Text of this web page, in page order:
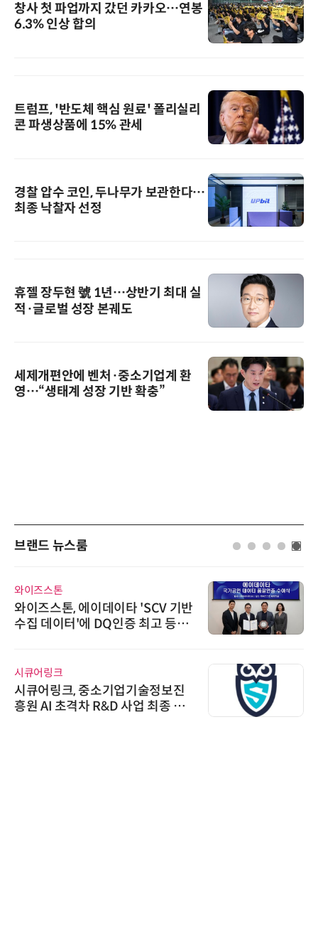
창사 첫 파업까지 갔던 카카오…연봉
6.3% 인상 합의
트럼프, '반도체 핵심 원료' 폴리실리
콘 파생상품에 15% 관세
경찰 압수 코인, 두나무가 보관한다…
최종 낙찰자 선정
휴젤 장두현 號 1년…상반기 최대 실
적·글로벌 성장 본궤도
세제개편안에 벤처·중소기업계 환
영…“생태계 성장 기반 확충”
브랜드 뉴스룸
와이즈스톤
와이즈스톤, 에이데이타 'SCV 기반
수집 데이터'에 DQ인증 최고 등급
시큐어링크
시큐어링크, 중소기업기술정보진
흥원 AI 초격차 R&D 사업 최종 선